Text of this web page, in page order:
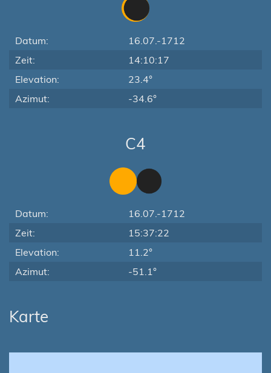
Datum:
16.07.-1712
Zeit:
14:10:17
Elevation:
23.4°
Azimut:
-34.6°
C4
Datum:
16.07.-1712
Zeit:
15:37:22
Elevation:
11.2°
Azimut:
-51.1°
Karte